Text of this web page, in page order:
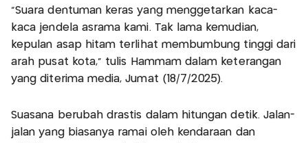
“Suara dentuman keras yang menggetarkan kaca-
kaca jendela asrama kami. Tak lama kemudian,
kepulan asap hitam terlihat membumbung tinggi dari
arah pusat kota,” tulis Hammam dalam keterangan
yang diterima media, Jumat (18/7/2025).
Suasana berubah drastis dalam hitungan detik. Jalan-
jalan yang biasanya ramai oleh kendaraan dan